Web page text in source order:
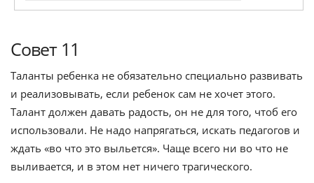
Совет 11
Таланты ребенка не обязательно специально развивать
и реализовывать, если ребенок сам не хочет этого.
Талант должен давать радость, он не для того, чтоб его
использовали. Не надо напрягаться, искать педагогов и
ждать «во что это выльется». Чаще всего ни во что не
выливается, и в этом нет ничего трагического.